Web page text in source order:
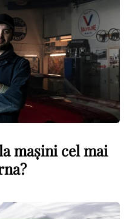
mașini cel mai